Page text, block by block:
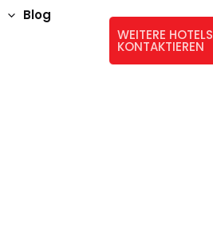
Blog
WEITERE HOTELS
KONTAKTIEREN